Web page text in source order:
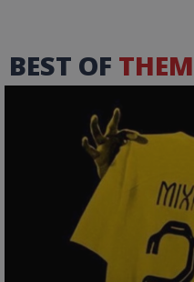
BEST OF